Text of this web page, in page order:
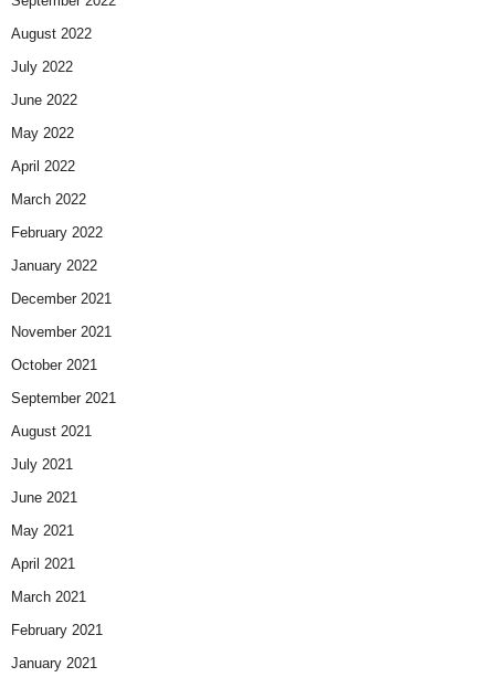
August 2022
July 2022
June 2022
May 2022
April 2022
March 2022
February 2022
January 2022
December 2021
November 2021
October 2021
September 2021
August 2021
July 2021
June 2021
May 2021
April 2021
March 2021
February 2021
January 2021